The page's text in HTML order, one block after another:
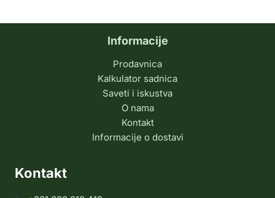
Informacije
Prodavnica
Kalkulator sadnica
Saveti i iskustva
O nama
Kontakt
Informacije o dostavi
Kontakt